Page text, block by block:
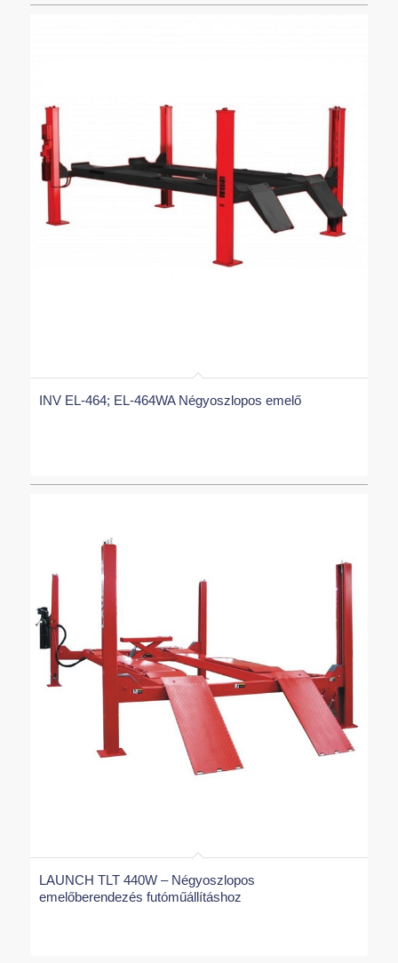
INV EL-464; EL-464WA Négyoszlopos emelő
LAUNCH TLT 440W – Négyoszlopos
emelőberendezés futóműállításhoz